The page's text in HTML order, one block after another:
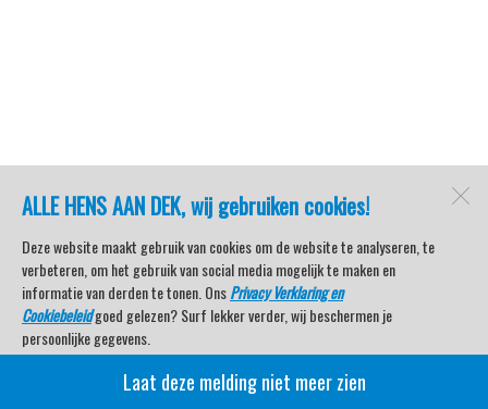
ALLE HENS AAN DEK, wij gebruiken cookies!
Deze website maakt gebruik van cookies om de website te analyseren, te
verbeteren, om het gebruik van social media mogelijk te maken en
informatie van derden te tonen. OnsPrivacy Verklaring en
Cookiebeleidgoed gelezen? Surf lekker verder, wij beschermen je
persoonlijke gegevens.
Veel kijkplezier met Watersport TV Beleving & Nieuws!
Laat deze melding niet meer zien